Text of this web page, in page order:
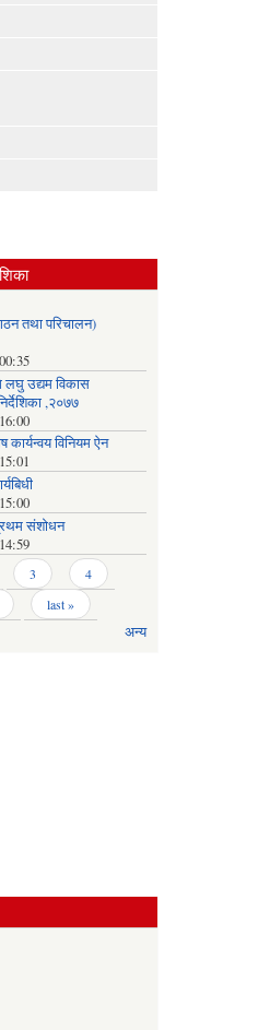
तथा परिचालन)
लघु उद्यम विकास
,२०७७
विनियम ऐन
संशोधन
3
4
last »
अन्य